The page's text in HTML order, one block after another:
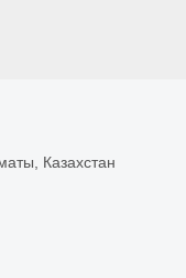
Казахстан